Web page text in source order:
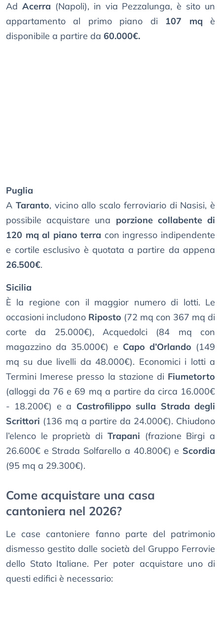
Ad Acerra (Napoli), in via Pezzalunga, è sito un
appartamento al primo piano di 107 mq è
disponibile a partire da 60.000€.
Puglia
A Taranto, vicino allo scalo ferroviario di Nasisi, è
possibile acquistare una porzione collabente di
120 mq al piano terra con ingresso indipendente
e cortile esclusivo è quotata a partire da appena
26.500€.
Sicilia
È la regione con il maggior numero di lotti. Le
occasioni includono Riposto (72 mq con 367 mq di
corte da 25.000€), Acquedolci (84 mq con
magazzino da 35.000€) e Capo d’Orlando (149
mq su due livelli da 48.000€). Economici i lotti a
Termini Imerese presso la stazione di Fiumetorto
(alloggi da 76 e 69 mq a partire da circa 16.000€
- 18.200€) e a Castrofilippo sulla Strada degli
Scrittori (136 mq a partire da 24.000€). Chiudono
l’elenco le proprietà di Trapani (frazione Birgi a
26.600€ e Strada Solfarello a 40.800€) e Scordia
(95 mq a 29.300€).
Come acquistare una casa
cantoniera nel 2026?
Le case cantoniere fanno parte del patrimonio
dismesso gestito dalle società del Gruppo Ferrovie
dello Stato Italiane. Per poter acquistare uno di
questi edifici è necessario: